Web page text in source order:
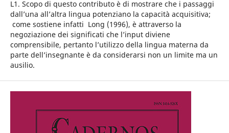
L1. Scopo di questo contributo è di mostrare che i passaggi
dall’una all’altra lingua potenziano la capacità acquisitiva;
come sostiene infatti Long (1996), è attraverso la
negoziazione dei significati che l’input diviene
comprensibile, pertanto l’utilizzo della lingua materna da
parte dell’insegnante è da considerarsi non un limite ma un
ausilio.